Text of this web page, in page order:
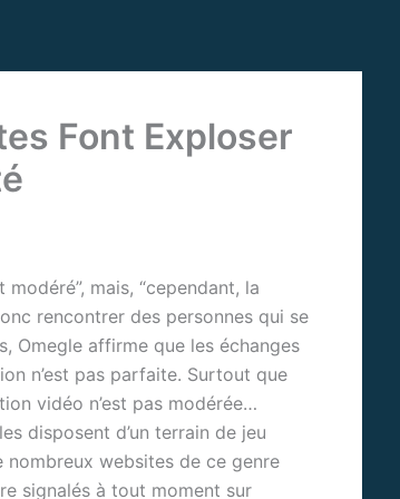
Font Exploser
mais, “cependant, la
rencontrer des personnes qui se
Omegle affirme que les échanges
n’est pas parfaite. Surtout que
vidéo n’est pas modérée…
disposent d’un terrain de jeu
websites de ce genre
signalés à tout moment sur